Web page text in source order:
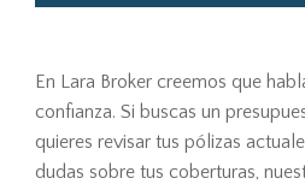
En Lara Broker creemos que
confianza. Si buscas un
quieres revisar tus pólizas
dudas sobre tus coberturas,